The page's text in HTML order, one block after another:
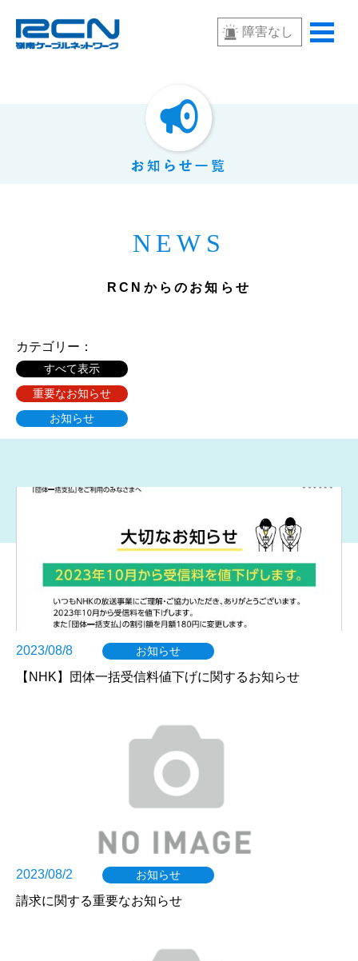
障害なし
NEWS
RCNからのお知らせ
カテゴリー：
すべて表示
重要なお知らせ
お知らせ
2023/08/8 お知らせ
【NHK】団体一括受信料値下げに関するお知らせ
2023/08/2 お知らせ
請求に関する重要なお知らせ